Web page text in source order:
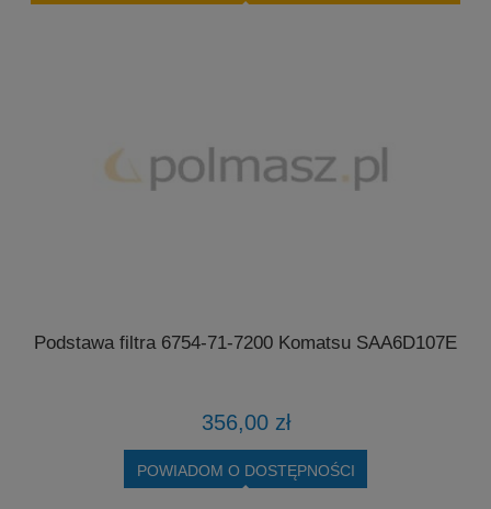
Podstawa filtra 6754-71-7200 Komatsu SAA6D107E
356,00 zł
POWIADOM O DOSTĘPNOŚCI